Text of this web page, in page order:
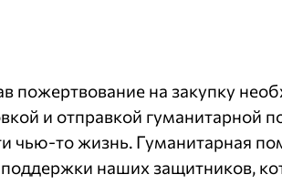
пожертвование на закупку
и отправкой гуманитарной
чью-то жизнь. Гуманитарная
наших защитников,